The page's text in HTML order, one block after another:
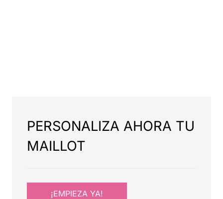
PERSONALIZA AHORA TU
MAILLOT
¡EMPIEZA YA!